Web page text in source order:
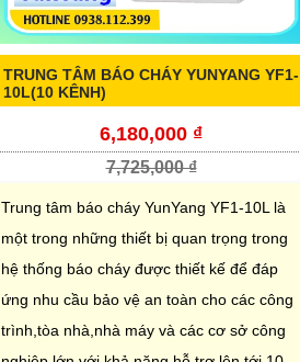
TRUNG TÂM BÁO CHÁY YUNYANG YF1-
10L(10 KÊNH)
6,180,000 ₫
7,725,000 ₫
Trung tâm báo cháy YunYang YF1-10L là
một trong những thiết bị quan trọng trong
hệ thống báo cháy được thiết kế để đáp
ứng nhu cầu bảo vệ an toàn cho các công
trình,tòa nhà,nhà máy và các cơ sở công